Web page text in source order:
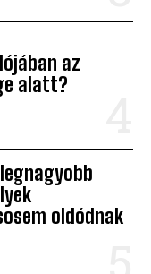
az
alatt?
oldódnak